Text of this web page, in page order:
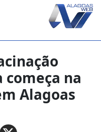
na
Alagoas